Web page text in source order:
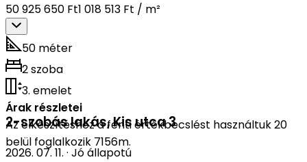
50 925 650 Ft1 018 513 Ft / m²
50 méter
2 szoba
3. emelet
Árak részletei
Az elkészítéshez a fenti értékbecslést használtuk 20
belül foglalkozik 7156m.
2-szobás lakás,Kis utca 3
2026. 07. 11. · Jó állapotú